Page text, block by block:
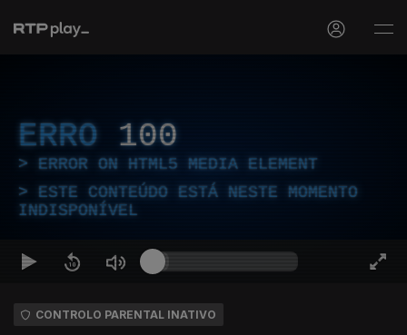
ERRO 100
ERROR ON HTML5 MEDIA ELEMENT
ESTE CONTEÚDO ESTÁ NESTE MOMENTO
INDISPONÍVEL
CONTROLO PARENTAL INATIVO